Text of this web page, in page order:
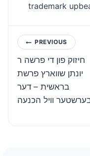
trademark
Post
navigation
PREVIOUS
חיזוק פון די פרשה ר
יונתן שווארץ פרשת
בראשית – דער
וויל הכנעה